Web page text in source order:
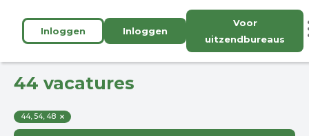
Inloggen Inloggen
Voor
uitzendbureaus
44 vacatures
44, 54, 48